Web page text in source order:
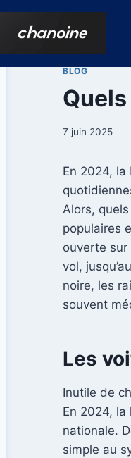
Aller
BLOG
7 juin 2025
En 2024,
Alors,
populaires
ouverte
vol,
noire, les
souvent
Les
Inutile de
En 2024,
nationale.
simple au